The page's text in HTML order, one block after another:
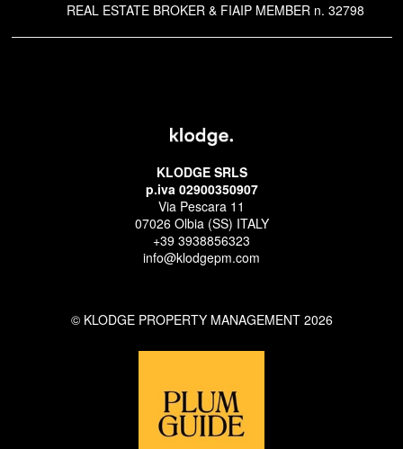
REAL ESTATE BROKER & FIAIP MEMBER n. 32798
KLODGE SRLS
p.iva 02900350907
Via Pescara 11
07026 Olbia (SS) ITALY
+39 3938856323
info@klodgepm.com
© KLODGE PROPERTY MANAGEMENT 2026